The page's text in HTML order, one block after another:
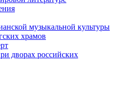
музыкальной культуры
храмов
дворах российских